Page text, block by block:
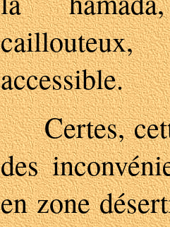
accessible.
Certes,
des
en zone